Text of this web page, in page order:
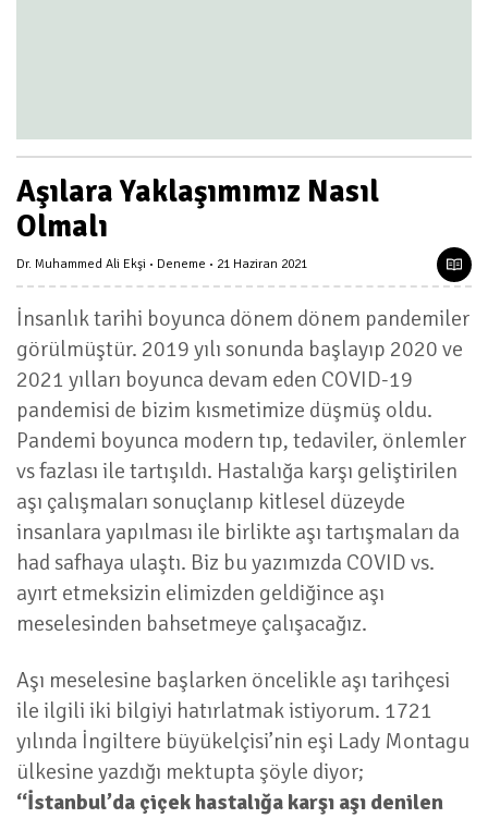
Aşılara Yaklaşımımız Nasıl
Olmalı
Dr. Muhammed Ali Ekşi Deneme 21 Haziran 2021
İnsanlık tarihi boyunca dönem dönem pandemiler
görülmüştür. 2019 yılı sonunda başlayıp 2020 ve
2021 yılları boyunca devam eden COVID-19
pandemisi de bizim kısmetimize düşmüş oldu.
Pandemi boyunca modern tıp, tedaviler, önlemler
vs fazlası ile tartışıldı. Hastalığa karşı geliştirilen
aşı çalışmaları sonuçlanıp kitlesel düzeyde
insanlara yapılması ile birlikte aşı tartışmaları da
had safhaya ulaştı. Biz bu yazımızda COVID vs.
ayırt etmeksizin elimizden geldiğince aşı
meselesinden bahsetmeye çalışacağız.
Aşı meselesine başlarken öncelikle aşı tarihçesi
ile ilgili iki bilgiyi hatırlatmak istiyorum. 1721
yılında İngiltere büyükelçisi’nin eşi Lady Montagu
ülkesine yazdığı mektupta şöyle diyor;
“İstanbul’da çiçek hastalığa karşı aşı denilen